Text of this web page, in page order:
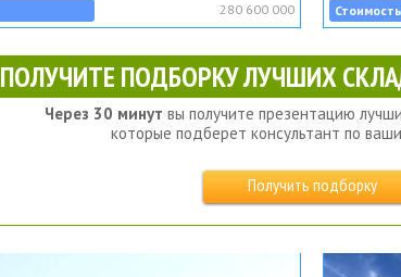
280 600 000
ПОЛУЧИТЕ ПОДБОРКУ ЛУЧШИХ
Через 30 минут вы получите презентацию
которые подберет консультант по
Получить подборку